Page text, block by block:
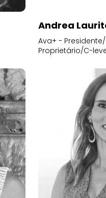
Andrea
Ava+ -
Proprietário/C-